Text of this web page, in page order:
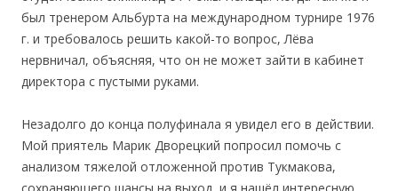
был тренером Альбурта на международном турнире 1976
г. и требовалось решить какой-то вопрос, Лёва
нервничал, объясняя, что он не может зайти в кабинет
директора с пустыми руками.
Незадолго до конца полуфинала я увидел его в действии.
Мой приятель Марик Дворецкий попросил помочь с
анализом тяжелой отложенной против Тукмакова,